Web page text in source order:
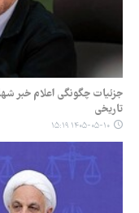
جزئیات چگونگی اعلام خبر
تاریخی
۱۴۰۵-۰۵-۱۰ ۱۵:۱۹